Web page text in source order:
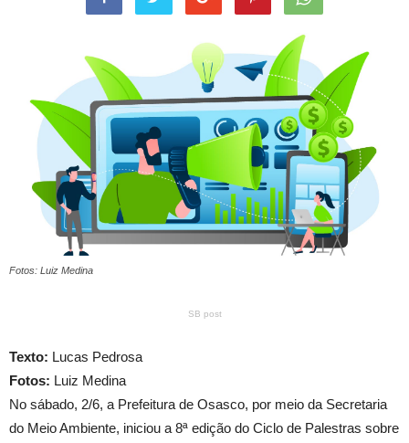
Fotos: Luiz Medina
SB post
Texto: Lucas Pedrosa
Fotos: Luiz Medina
No sábado, 2/6, a Prefeitura de Osasco, por meio da Secretaria
do Meio Ambiente, iniciou a 8ª edição do Ciclo de Palestras sobre